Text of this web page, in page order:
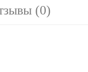
(0)